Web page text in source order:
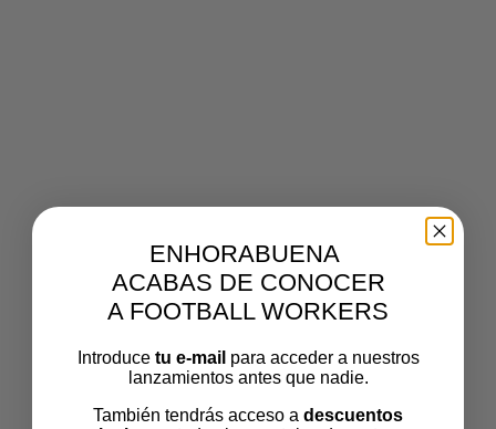
Porfootballworkers Publicado eljunio 4, 2025 El tamaño
ENHORABUENA
ACABAS DE CONOCER
A FOOTBALL WORKERS
Introduce tu e-mail para acceder a nuestros
lanzamientos antes que nadie.
También tendrás acceso a descuentos